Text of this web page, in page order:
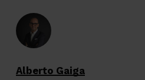
Alberto Gaiga